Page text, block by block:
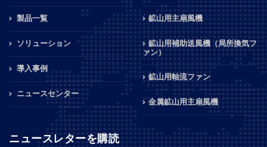
製品一覧
ソリューション
導入事例
ニュースセンター
鉱山用主扇風機
鉱山用補助送風機（局所換気フ
ァン）
鉱山用軸流ファン
金属鉱山用主扇風機
ニュースレターを購読